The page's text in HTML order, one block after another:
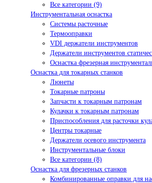
Все категории (9)
Инструментальная оснастка
Системы расточные
Термооправки
VDI держатели инструментов
Держатели инструментов
Оснастка фрезерная
Оснастка для токарных станков
Люнеты
Токарные патроны
Запчасти к токарным патронам
Кулачки к токарным патронам
Приспособления для расточки
Центры токарные
Держатели осевого инструмента
Инструментальные блоки
Все категории (8)
Оснастка для фрезерных станков
Комбинированные оправки для